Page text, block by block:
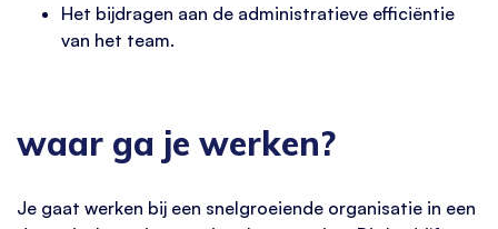
Het bijdragen aan de administratieve efficiëntie
van het team.
waar ga je werken?
Je gaat werken bij een snelgroeiende organisatie in een